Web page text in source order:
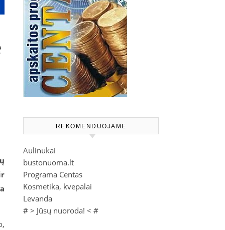
REKOMENDUOJAME
Aulinukai
bustonuoma.lt
Programa Centas
Kosmetika, kvepalai
Levanda
# > Jūsų nuoroda! < #